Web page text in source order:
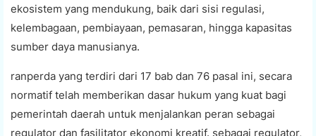
ekosistem yang mendukung, baik dari sisi regulasi,
kelembagaan, pembiayaan, pemasaran, hingga kapasitas
sumber daya manusianya.
ranperda yang terdiri dari 17 bab dan 76 pasal ini, secara
normatif telah memberikan dasar hukum yang kuat bagi
pemerintah daerah untuk menjalankan peran sebagai
regulator dan fasilitator ekonomi kreatif. sebagai regulator,